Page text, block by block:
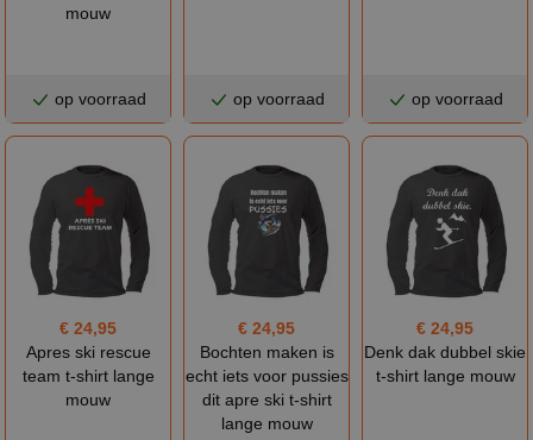
mouw
op voorraad op voorraad op voorraad
€ 24,95
Apres ski rescue
team t-shirt lange
mouw
€ 24,95
Bochten maken is
echt iets voor pussies
dit apre ski t-shirt
lange mouw
€ 24,95
Denk dak dubbel skie
t-shirt lange mouw